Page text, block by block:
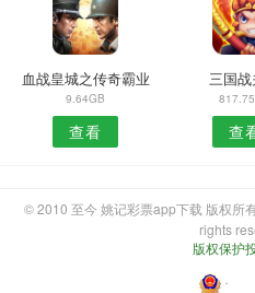
血战皇城之传奇霸业
9.64GB
查看
三国
查
© 2010 至今 姚记彩票app下载 版权所
rights
版权保护
・